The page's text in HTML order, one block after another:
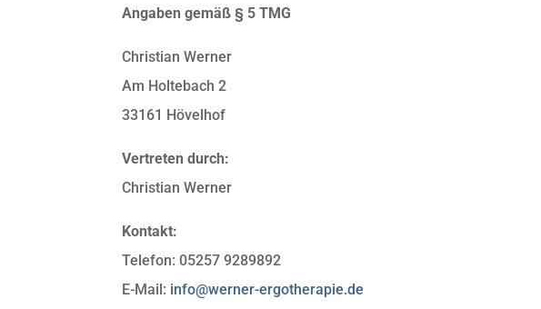
Angaben gemäß § 5 TMG
Christian Werner
Am Holtebach 2
33161 Hövelhof
Vertreten durch:
Christian Werner
Kontakt:
Telefon: 05257 9289892
E-Mail: info@werner-ergotherapie.de